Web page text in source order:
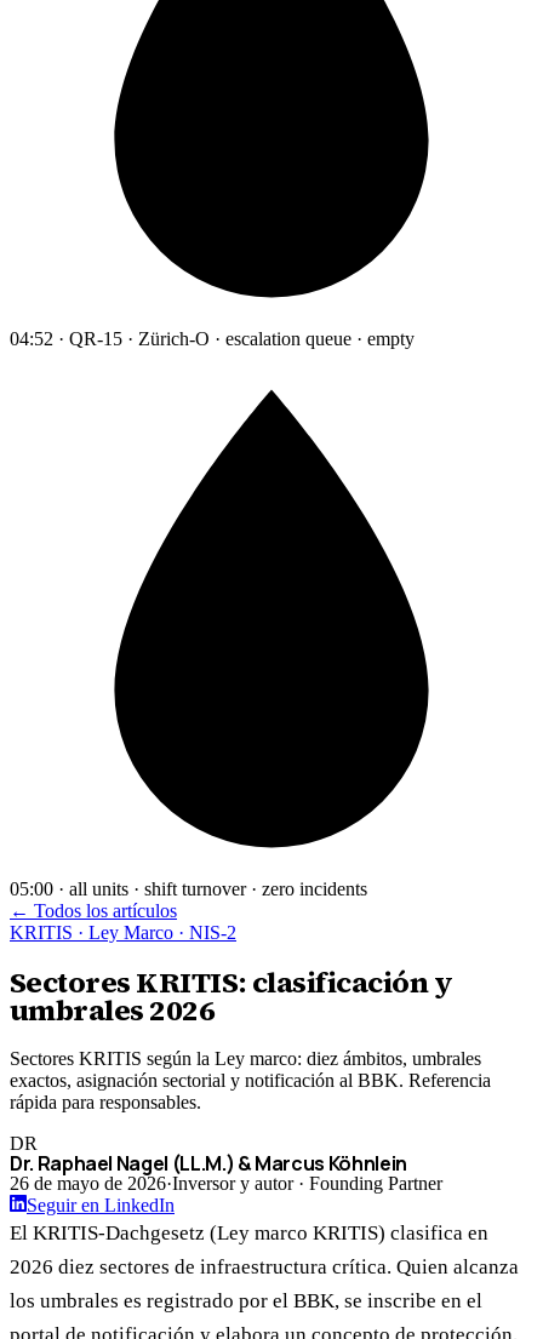
04:52 · QR-15 · Zürich-O · escalation queue · empty
05:00 · all units · shift turnover · zero incidents
← Todos los artículos
KRITIS · Ley Marco · NIS-2
Sectores KRITIS: clasificación y
umbrales 2026
Sectores KRITIS según la Ley marco: diez ámbitos, umbrales
exactos, asignación sectorial y notificación al BBK. Referencia
rápida para responsables.
DR
Dr. Raphael Nagel (LL.M.) & Marcus Köhnlein
26 de mayo de 2026·Inversor y autor · Founding Partner
Seguir en LinkedIn
El KRITIS-Dachgesetz (Ley marco KRITIS) clasifica en
2026 diez sectores de infraestructura crítica. Quien alcanza
los umbrales es registrado por el BBK, se inscribe en el